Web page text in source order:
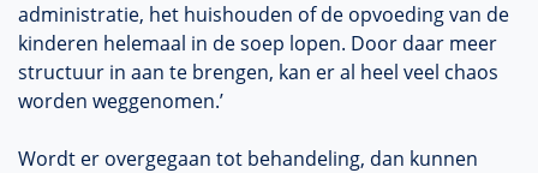
administratie, het huishouden of de opvoeding van de
kinderen helemaal in de soep lopen. Door daar meer
structuur in aan te brengen, kan er al heel veel chaos
worden weggenomen.’
Wordt er overgegaan tot behandeling, dan kunnen